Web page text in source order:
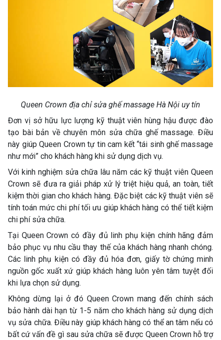
Queen Crown địa chỉ sửa ghế massage Hà Nội uy tín
Đơn vị sở hữu lực lượng kỹ thuật viên hùng hậu được đào
tạo bài bản về chuyên môn sửa chữa ghế massage. Điều
này giúp Queen Crown tự tin cam kết “tái sinh ghế massage
như mới” cho khách hàng khi sử dụng dịch vụ.
Với kinh nghiệm sửa chữa lâu năm các kỹ thuật viên Queen
Crown sẽ đưa ra giải pháp xử lý triệt hiệu quả, an toàn, tiết
kiệm thời gian cho khách hàng. Đặc biệt các kỹ thuật viên sẽ
tính toán mức chi phí tối ưu giúp khách hàng có thể tiết kiệm
chi phí sửa chữa.
Tại Queen Crown có đầy đủ linh phụ kiện chính hãng đảm
bảo phục vụ nhu cầu thay thế của khách hàng nhanh chóng.
Các linh phụ kiện có đầy đủ hóa đơn, giấy tờ chứng minh
nguồn gốc xuất xứ giúp khách hàng luôn yên tâm tuyệt đối
khi lựa chọn sử dụng.
Không dừng lại ở đó Queen Crown mang đến chính sách
bảo hành dài hạn từ 1-5 năm cho khách hàng sử dụng dịch
vụ sửa chữa. Điều này giúp khách hàng có thể an tâm nếu có
bất cứ vấn đề gì sau sửa chữa sẽ được Queen Crown hỗ trợ